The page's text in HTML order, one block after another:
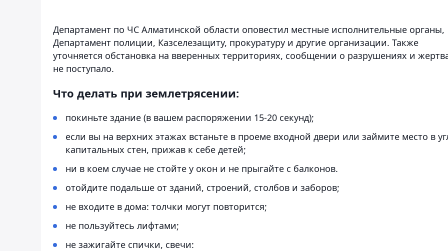
Департамент по ЧС Алматинской области оповестил местные исполнительные органы,
Департамент полиции, Казселезащиту, прокуратуру и другие организации. Также
уточняется обстановка на вверенных территориях, сообщении о разрушениях и
не поступало.
Что делать при землетрясении:
покиньте здание (в вашем распоряжении 15-20 секунд);
если вы на верхних этажах встаньте в проеме входной двери или займите место в
капитальных стен, прижав к себе детей;
ни в коем случае не стойте у окон и не прыгайте с балконов.
отойдите подальше от зданий, строений, столбов и заборов;
не входите в дома: толчки могут повторится;
не пользуйтесь лифтами;
не зажигайте спички, свечи: